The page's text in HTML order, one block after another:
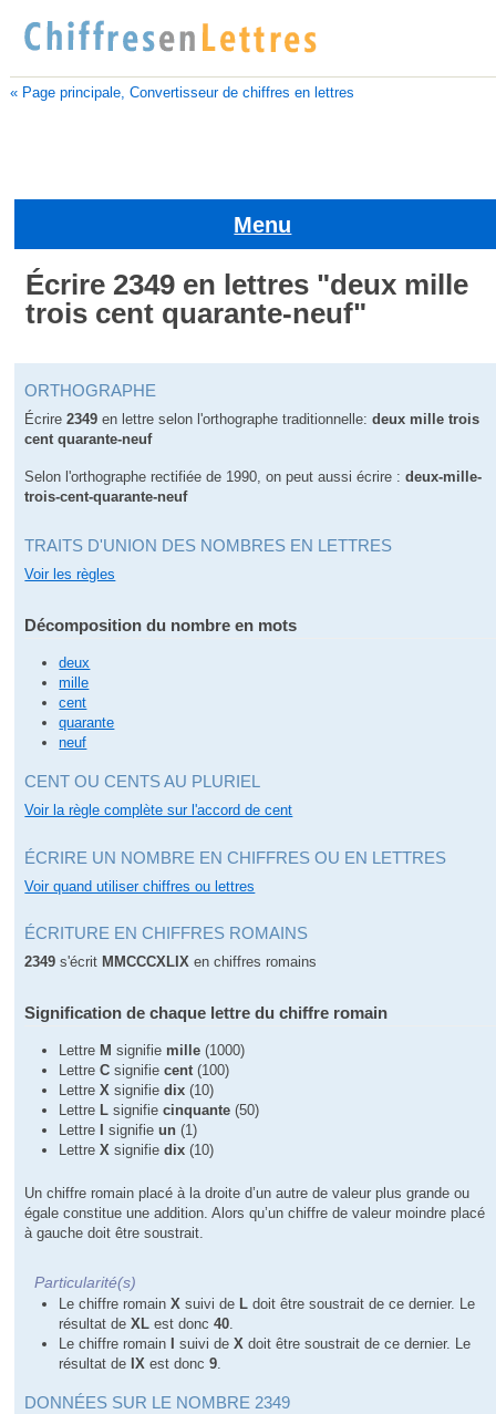
« Page principale, Convertisseur de chiffres en lettres
Menu
Écrire 2349 en lettres "deux mille
trois cent quarante-neuf"
ORTHOGRAPHE
Écrire2349 en lettre selon l'orthographe traditionnelle:deux mille trois
cent quarante-neuf
Selon l'orthographe rectifiée de 1990, on peut aussi écrire :deux-mille-
trois-cent-quarante-neuf
TRAITS D'UNION DES NOMBRES EN LETTRES
Voir les règles
Décomposition du nombre en mots
deux
mille
cent
quarante
neuf
CENT OU CENTS AU PLURIEL
Voir la règle complète sur l'accord de cent
ÉCRIRE UN NOMBRE EN CHIFFRES OU EN LETTRES
Voir quand utiliser chiffres ou lettres
ÉCRITURE EN CHIFFRES ROMAINS
2349 s'écrit MMCCCXLIX en chiffres romains
Signification de chaque lettre du chiffre romain
Lettre M signifie mille (1000)
LettreC signifiecent(100)
LettreX signifiedix (10)
Lettre L signifiecinquante (50)
Lettre
signifieun (1)
LettreX signifiedix (10)
Un chiffre romain placé à la droite d’un autre de valeur plus grande ou
égale constitue une addition. Alors qu’un chiffre de valeur moindre placé
à gauche doit être soustrait.
Particularité(s)
Le chiffre romainX suivi de L doit être soustrait de ce dernier. Le
résultat deXL est donc40
Le chiffre romain I suivi deX doit être soustrait de ce dernier. Le
résultat de IX est donc9
DONNÉES SUR LE NOMBRE 2349